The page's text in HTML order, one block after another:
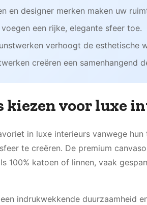
en designer merken maken uw
een rijke, elegante sfeer toe.
verhoogt de esthetische
creëren een samenhangend
kiezen voor luxe
in luxe interieurs vanwege
te creëren. De premium
100% katoen of linnen, vaak
indrukwekkende duurzaamheid